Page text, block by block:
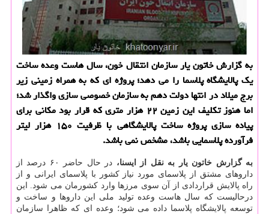
به گزارش خاتون یار سازمان انتقال خون، سال هاست وعده ساخت
یك پالایشگاه پلاسما را می دهد؛ پروژه ای كه به همراه زمینی زیر
برج میلاد در انتها دولت دهم به سازمان خصوصی سازی واگذار شد؛
اما هنوز تكلیف این زمین ۲۲ هزار متری كه قرار بود مكانی برای
پیاده سازی پروژه ساخت پالایشگاهی با ظرفیت ۱۵۰ هزار لیتر
فرآورده پلاسمایی باشد، مشخص نمی باشد.
به گزارش خاتون یار به نقل از ایسنا،
در حال حاضر ۶۰ درصد از
داروهای مشتق از پلاسمای مورد نیاز كشور با پلاسمای ایرانی و از
راه پالایش قراردادی از آن سوی مرزها وارد كشورمان می شود. این
درحالیست كه سال هاست وعده تولید ملی این داروها و ساخت و
توسعه پالایشگاه پلاسما داده می شود؛ وعده ای كه ظاهرا سازمان